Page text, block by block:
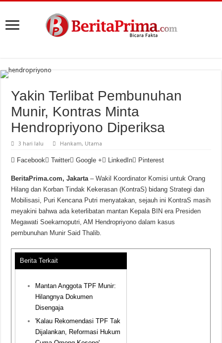
Yakin Terlibat Pembunuhan
Munir, Kontras Minta
Hendropriyono Diperiksa
3 hari lalu Hankam, Utama
Facebook Twitter Google + LinkedIn Pinterest
BeritaPrima.com, Jakarta – Wakil Koordinator Komisi untuk Orang
Hilang dan Korban Tindak Kekerasan (KontraS) bidang Strategi dan
Mobilisasi, Puri Kencana Putri menyatakan, sejauh ini KontraS masih
meyakini bahwa ada keterlibatan mantan Kepala BIN era Presiden
Megawati Soekarnoputri, AM Hendropriyono dalam kasus
pembunuhan Munir Said Thalib.
Berita Terkait
Mantan Anggota TPF Munir:
Hilangnya Dokumen
Disengaja
'Kalau Rekomendasi TPF Tak
Dijalankan, Reformasi Hukum